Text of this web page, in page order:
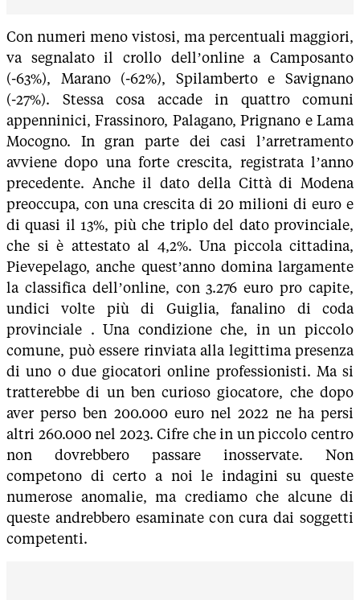
Con numeri meno vistosi, ma percentuali maggiori,
va segnalato il crollo dell’online a Camposanto
(-63%), Marano (-62%), Spilamberto e Savignano
(-27%). Stessa cosa accade in quattro comuni
appenninici, Frassinoro, Palagano, Prignano e Lama
Mocogno. In gran parte dei casi l’arretramento
avviene dopo una forte crescita, registrata l’anno
precedente. Anche il dato della Città di Modena
preoccupa, con una crescita di 20 milioni di euro e
di quasi il 13%, più che triplo del dato provinciale,
che si è attestato al 4,2%. Una piccola cittadina,
Pievepelago, anche quest’anno domina largamente
la classifica dell’online, con 3.276 euro pro capite,
undici volte più di Guiglia, fanalino di coda
provinciale . Una condizione che, in un piccolo
comune, può essere rinviata alla legittima presenza
di uno o due giocatori online professionisti. Ma si
tratterebbe di un ben curioso giocatore, che dopo
aver perso ben 200.000 euro nel 2022 ne ha persi
altri 260.000 nel 2023. Cifre che in un piccolo centro
non dovrebbero passare inosservate. Non
competono di certo a noi le indagini su queste
numerose anomalie, ma crediamo che alcune di
queste andrebbero esaminate con cura dai soggetti
competenti.